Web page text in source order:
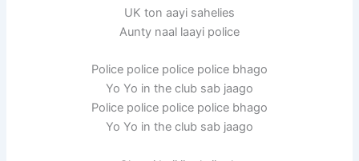
UK ton aayi sahelies
Aunty naal laayi police
Police police police police bhago
Yo Yo in the club sab jaago
Police police police police bhago
Yo Yo in the club sab jaago